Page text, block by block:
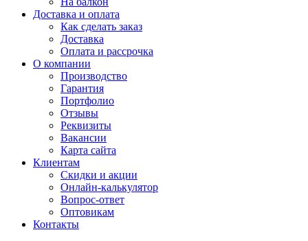
Доставка и оплата
Как сделать заказ
Доставка
Оплата и рассрочка
О компании
Производство
Гарантия
Портфолио
Отзывы
Реквизиты
Вакансии
Карта сайта
Клиентам
Скидки и акции
Онлайн-калькулятор
Вопрос-ответ
Оптовикам
Контакты